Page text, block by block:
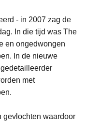
- in 2007 zag de
In die tijd was The
en ongedwongen
In de nieuwe
met
gevlochten waardoor